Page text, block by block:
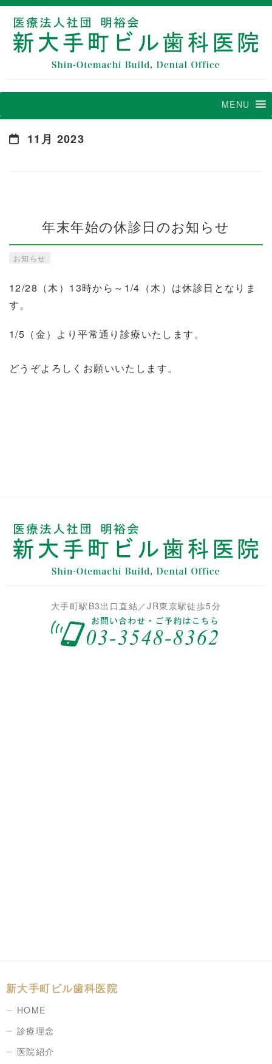
MENU
11月 2023
年末年始の休診日のお知らせ
お知らせ
12/28（木）13時から～1/4（木）は休診日となりま
す。
1/5（金）より平常通り診療いたします。
どうぞよろしくお願いいたします。
大手町駅B3出口直結／JR東京駅徒歩5分
新大手町ビル歯科医院
HOME
診療理念
医院紹介